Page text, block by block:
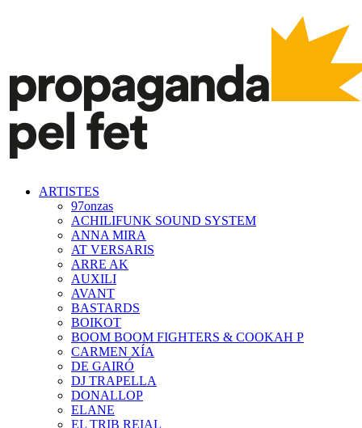
ARTISTES
97onzas
ACHILIFUNK SOUND SYSTEM
ANNA MIRA
AT VERSARIS
ARRE AK
AUXILI
AVANT
BASTARDS
BOIKOT
BOOM BOOM FIGHTERS & COOKAH P
CARMEN XÍA
DE GAIRÓ
DJ TRAPELLA
DONALLOP
ELANE
EL TRIB REIAL